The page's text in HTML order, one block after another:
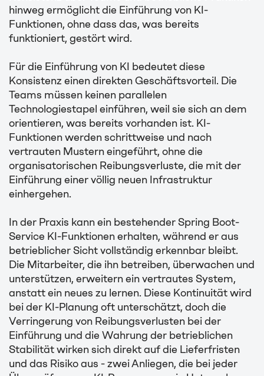
hinweg ermöglicht die Einführung von KI-
Funktionen, ohne dass das, was bereits
funktioniert, gestört wird.
Für die Einführung von KI bedeutet diese
Konsistenz einen direkten Geschäftsvorteil. Die
Teams müssen keinen parallelen
Technologiestapel einführen, weil sie sich an dem
orientieren, was bereits vorhanden ist. KI-
Funktionen werden schrittweise und nach
vertrauten Mustern eingeführt, ohne die
organisatorischen Reibungsverluste, die mit der
Einführung einer völlig neuen Infrastruktur
einhergehen.
In der Praxis kann ein bestehender Spring Boot-
Service KI-Funktionen erhalten, während er aus
betrieblicher Sicht vollständig erkennbar bleibt.
Die Mitarbeiter, die ihn betreiben, überwachen und
unterstützen, erweitern ein vertrautes System,
anstatt ein neues zu lernen. Diese Kontinuität wird
bei der KI-Planung oft unterschätzt, doch die
Verringerung von Reibungsverlusten bei der
Einführung und die Wahrung der betrieblichen
Stabilität wirken sich direkt auf die Lieferfristen
und das Risiko aus - zwei Anliegen, die bei jeder